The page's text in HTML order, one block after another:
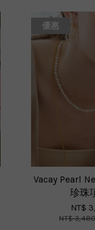
優惠
Vacay Pearl
珍珠
NT$
NT$